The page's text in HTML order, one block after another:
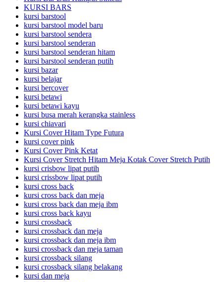
KURSI BARS
kursi barstool
kursi barstool model baru
kursi barstool sendera
kursi barstool senderan
kursi barstool senderan hitam
kursi barstool senderan putih
kursi bazar
kursi belajar
kursi bercover
kursi betawi
kursi betawi kayu
kursi busa merah kerangka stainless
kursi chiavari
Kursi Cover Hitam Type Futura
kursi cover pink
Kursi Cover Pink Ketat
Kursi Cover Stretch Hitam Meja Kotak Cover Stretch Putih
kursi crisbow lipat putih
kursi crissbow lipat putih
kursi cross back
kursi cross back dan meja
kursi cross back dan meja ibm
kursi cross back kayu
kursi crossback
kursi crossback dan meja
kursi crossback dan meja ibm
kursi crossback dan meja taman
kursi crossback silang
kursi crossback silang belakang
kursi dan meja